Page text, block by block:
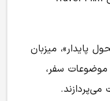
پایدار»، میزبان
موضوعات سفر،
می‌پردازند.